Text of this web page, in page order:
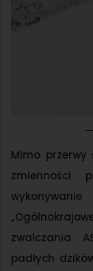
Mimo przerwy
zmienności
zwalczania
padłych